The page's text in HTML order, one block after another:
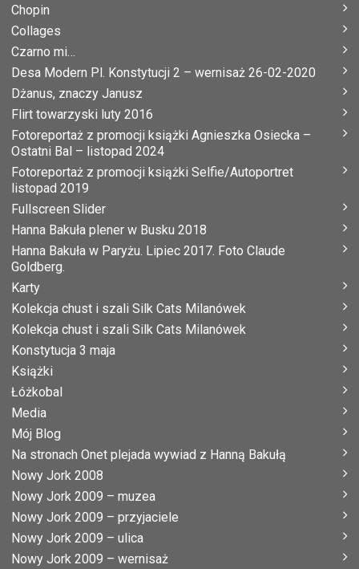
Chopin
Collages
Czarno mi…
Desa Modern Pl. Konstytucji 2 – wernisaż 26-02-2020
Dżanus, znaczy Janusz
Flirt towarzyski luty 2016
Fotoreportaż z promocji książki Agnieszka Osiecka –
Ostatni Bal – listopad 2024
Fotoreportaż z promocji książki Selfie/Autoportret
listopad 2019
Fullscreen Slider
Hanna Bakuła plener w Busku 2018
Hanna Bakuła w Paryżu. Lipiec 2017. Foto Claude
Goldberg.
Karty
Kolekcja chust i szali Silk Cats Milanówek
Kolekcja chust i szali Silk Cats Milanówek
Konstytucja 3 maja
Książki
Łóżkobal
Media
Mój Blog
Na stronach Onet plejada wywiad z Hanną Bakułą
Nowy Jork 2008
Nowy Jork 2009 – muzea
Nowy Jork 2009 – przyjaciele
Nowy Jork 2009 – ulica
Nowy Jork 2009 – wernisaż